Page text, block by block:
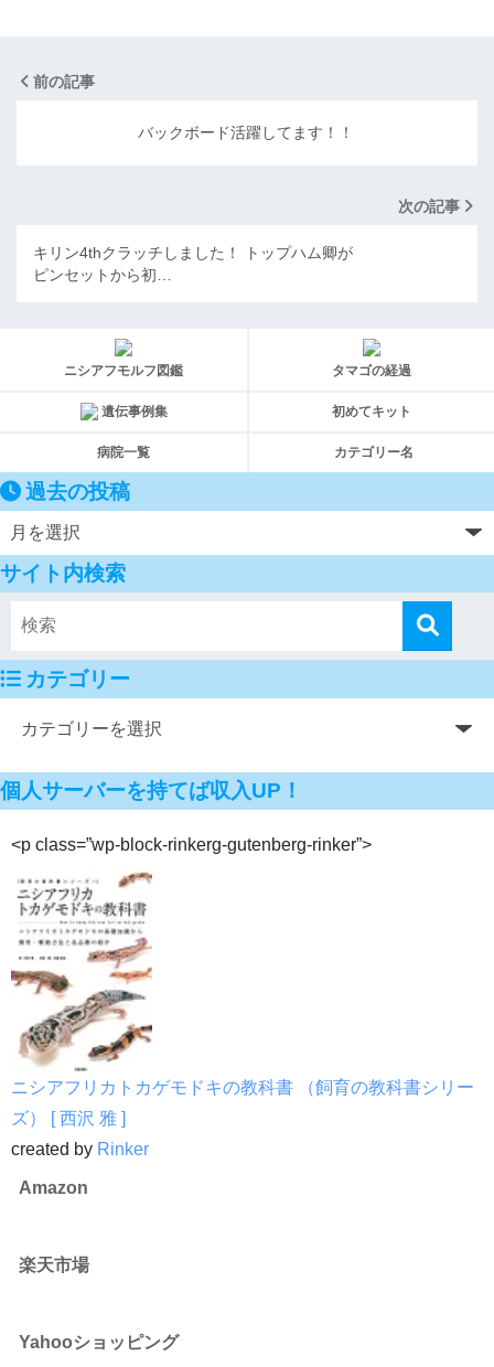
前の記事
バックボード活躍してます！！
次の記事
キリン4thクラッチしました！ トップハム卿が
ピンセットから初…
ニシアフモルフ図鑑 タマゴの経過
遺伝事例集 初めてキット
病院一覧 カテゴリー名
過去の投稿
サイト内検索
カテゴリー
個人サーバーを持てば収入UP！
<p class=”wp-block-rinkerg-gutenberg-rinker”>
ニシアフリカトカゲモドキの教科書 （飼育の教科書シリー
ズ） [ 西沢 雅 ]
created by Rinker
Amazon
楽天市場
Yahooショッピング